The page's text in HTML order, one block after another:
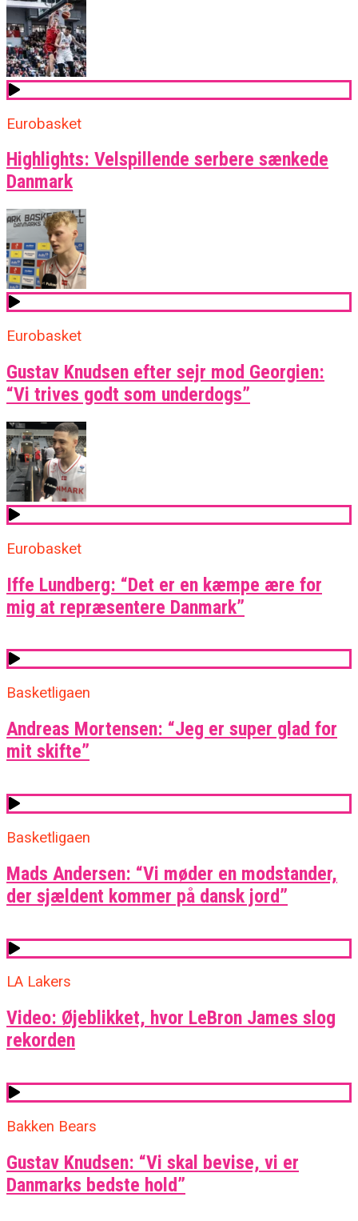
Eurobasket
Highlights: Velspillende serbere sænkede
Danmark
Eurobasket
Gustav Knudsen efter sejr mod Georgien:
“Vi trives godt som underdogs”
Eurobasket
Iffe Lundberg: “Det er en kæmpe ære for
mig at repræsentere Danmark”
Basketligaen
Andreas Mortensen: “Jeg er super glad for
mit skifte”
Basketligaen
Mads Andersen: “Vi møder en modstander,
der sjældent kommer på dansk jord”
LA Lakers
Video: Øjeblikket, hvor LeBron James slog
rekorden
Bakken Bears
Gustav Knudsen: “Vi skal bevise, vi er
Danmarks bedste hold”